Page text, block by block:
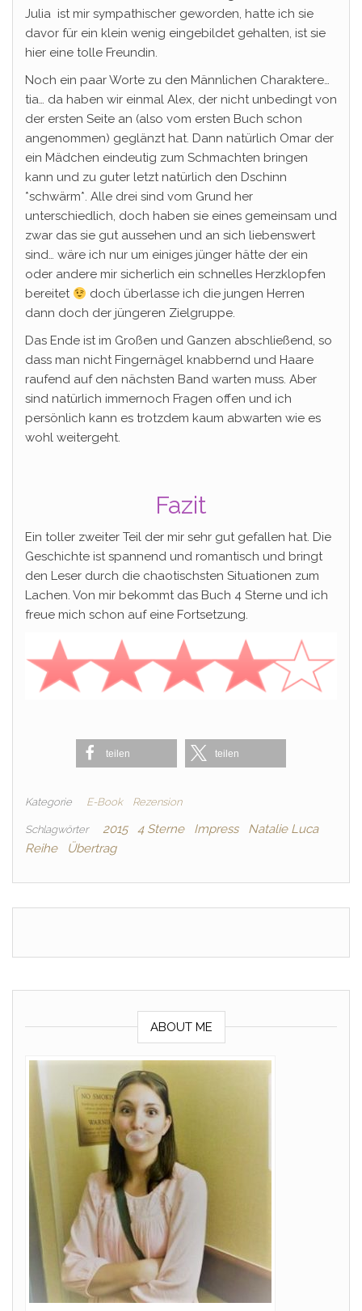
Julia ist mir sympathischer geworden, hatte ich sie
davor für ein klein wenig eingebildet gehalten, ist sie
hier eine tolle Freundin.
Noch ein paar Worte zu den Männlichen Charaktere…
tia… da haben wir einmal Alex, der nicht unbedingt von
der ersten Seite an (also vom ersten Buch schon
angenommen) geglänzt hat. Dann natürlich Omar der
ein Mädchen eindeutig zum Schmachten bringen
kann und zu guter letzt natürlich den Dschinn
*schwärm*. Alle drei sind vom Grund her
unterschiedlich, doch haben sie eines gemeinsam und
zwar das sie gut aussehen und an sich liebenswert
sind… wäre ich nur um einiges jünger hätte der ein
oder andere mir sicherlich ein schnelles Herzklopfen
bereitet
doch überlasse ich die jungen Herren
dann doch der jüngeren Zielgruppe.
Das Ende ist im Großen und Ganzen abschließend, so
dass man nicht Fingernägel knabbernd und Haare
raufend auf den nächsten Band warten muss. Aber
sind natürlich immernoch Fragen offen und ich
persönlich kann es trotzdem kaum abwarten wie es
wohl weitergeht.
Fazit
Ein toller zweiter Teil der mir sehr gut gefallen hat. Die
Geschichte ist spannend und romantisch und bringt
den Leser durch die chaotischsten Situationen zum
Lachen. Von mir bekommt das Buch 4 Sterne und ich
freue mich schon auf eine Fortsetzung.
teilen teilen
Kategorie E-Book Rezension
Schlagwörter 2015 4 Sterne Impress
Natalie Luca
Reihe
Übertrag
ABOUT ME